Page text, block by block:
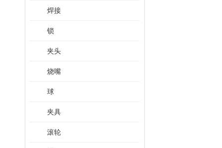
焊接
锁
夹头
烧嘴
球
夹具
滚轮